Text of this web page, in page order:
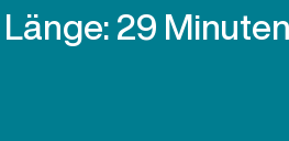
29 Minuten